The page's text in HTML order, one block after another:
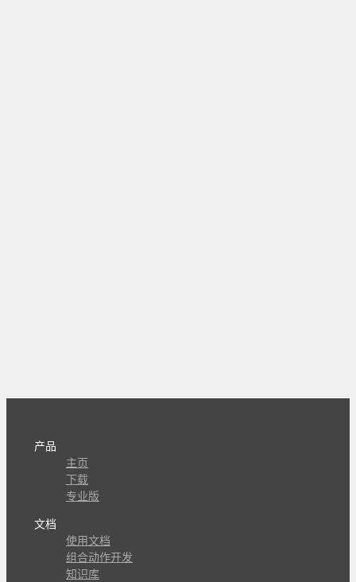
产品
主页
下载
专业版
文档
使用文档
组合动作开发
知识库